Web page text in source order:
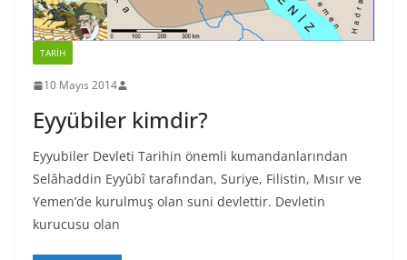
TARIH
10 Mayıs 2014
Eyyübiler kimdir?
Eyyubiler Devleti Tarihin önemli kumandanlarından
Selâhaddin Eyyûbî tarafından, Suriye, Filistin, Mısır ve
Yemen’de kurulmuş olan suni devlettir. Devletin
kurucusu olan